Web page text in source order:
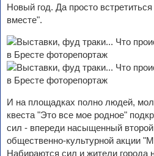
Новый год. Да просто
вместе".
И на площадках полно людей,
квеста "Это все мое родное"
сил - впереди насыщенный
общественно-культурной акции
Набираются сил и жители города